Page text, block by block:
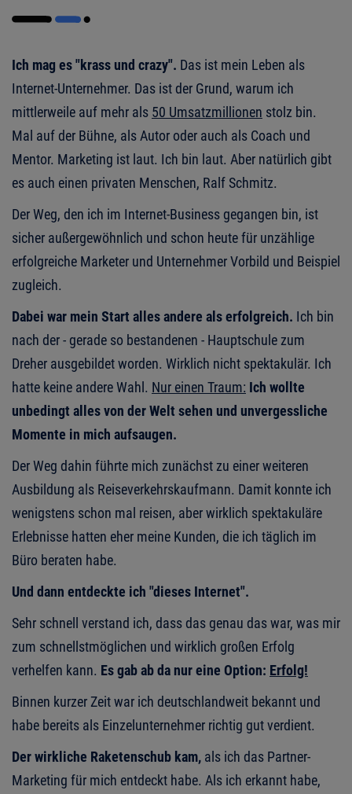
Ich mag es "krass und crazy". Das ist mein Leben als
Internet-Unternehmer. Das ist der Grund, warum ich
mittlerweile auf mehr als 50 Umsatzmillionen stolz bin.
Mal auf der Bühne, als Autor oder auch als Coach und
Mentor. Marketing ist laut. Ich bin laut. Aber natürlich gibt
es auch einen privaten Menschen, Ralf Schmitz.
Der Weg, den ich im Internet-Business gegangen bin, ist
sicher außergewöhnlich und schon heute für unzählige
erfolgreiche Marketer und Unternehmer Vorbild und Beispiel
zugleich.
Dabei war mein Start alles andere als erfolgreich. Ich bin
nach der - gerade so bestandenen - Hauptschule zum
Dreher ausgebildet worden. Wirklich nicht spektakulär. Ich
hatte keine andere Wahl. Nur einen Traum: Ich wollte
unbedingt alles von der Welt sehen und unvergessliche
Momente in mich aufsaugen.
Der Weg dahin führte mich zunächst zu einer weiteren
Ausbildung als Reiseverkehrskaufmann. Damit konnte ich
wenigstens schon mal reisen, aber wirklich spektakuläre
Erlebnisse hatten eher meine Kunden, die ich täglich im
Büro beraten habe.
Und dann entdeckte ich "dieses Internet".
Sehr schnell verstand ich, dass das genau das war, was mir
zum schnellstmöglichen und wirklich großen Erfolg
verhelfen kann. Es gab ab da nur eine Option: Erfolg!
Binnen kurzer Zeit war ich deutschlandweit bekannt und
habe bereits als Einzelunternehmer richtig gut verdient.
Der wirkliche Raketenschub kam, als ich das Partner-
Marketing für mich entdeckt habe. Als ich erkannt habe,